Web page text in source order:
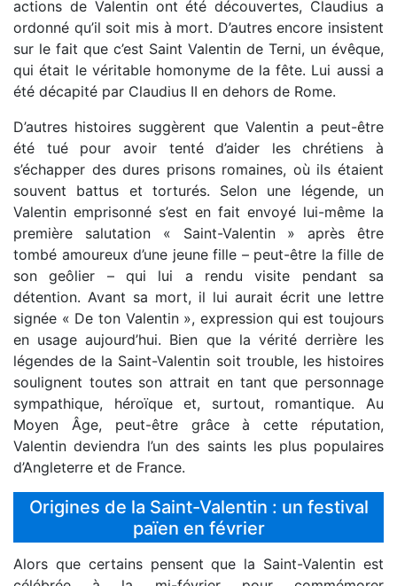
actions de Valentin ont été découvertes, Claudius a
ordonné qu’il soit mis à mort. D’autres encore insistent
sur le fait que c’est Saint Valentin de Terni, un évêque,
qui était le véritable homonyme de la fête. Lui aussi a
été décapité par Claudius II en dehors de Rome.
D’autres histoires suggèrent que Valentin a peut-être
été tué pour avoir tenté d’aider les chrétiens à
s’échapper des dures prisons romaines, où ils étaient
souvent battus et torturés. Selon une légende, un
Valentin emprisonné s’est en fait envoyé lui-même la
première salutation « Saint-Valentin » après être
tombé amoureux d’une jeune fille – peut-être la fille de
son geôlier – qui lui a rendu visite pendant sa
détention. Avant sa mort, il lui aurait écrit une lettre
signée « De ton Valentin », expression qui est toujours
en usage aujourd’hui. Bien que la vérité derrière les
légendes de la Saint-Valentin soit trouble, les histoires
soulignent toutes son attrait en tant que personnage
sympathique, héroïque et, surtout, romantique. Au
Moyen Âge, peut-être grâce à cette réputation,
Valentin deviendra l’un des saints les plus populaires
d’Angleterre et de France.
Origines de la Saint-Valentin : un festival
païen en février
Alors que certains pensent que la Saint-Valentin est